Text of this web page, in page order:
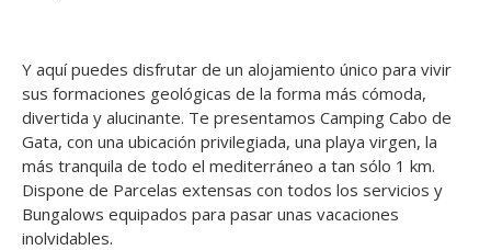
Y aquí puedes disfrutar de un alojamiento único para vivir
sus formaciones geológicas de la forma más cómoda,
divertida y alucinante. Te presentamos Camping Cabo de
Gata, con una ubicación privilegiada, una playa virgen, la
más tranquila de todo el mediterráneo a tan sólo 1 km.
Dispone de Parcelas extensas con todos los servicios y
Bungalows equipados para pasar unas vacaciones
inolvidables.